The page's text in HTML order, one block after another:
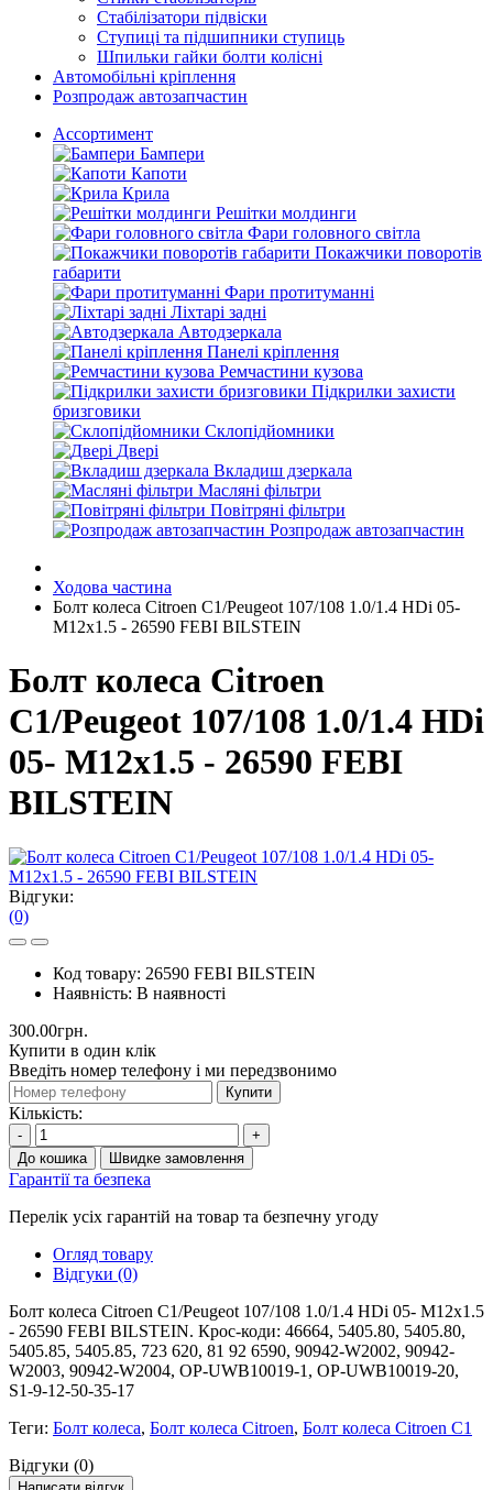
Стабілізатори підвіски
Ступиці та підшипники ступиць
Шпильки гайки болти колісні
Автомобільні кріплення
Розпродаж автозапчастин
Ассортимент
Бампери
Капоти
Крила
Решітки молдинги
Фари головного світла
Покажчики поворотів
габарити
Фари протитуманні
Ліхтарі задні
Автодзеркала
Панелі кріплення
Ремчастини кузова
Підкрилки захисти
бризговики
Склопідйомники
Двері
Вкладиш дзеркала
Масляні фільтри
Повітряні фільтри
Розпродаж автозапчастин
Ходова частина
Болт колеса Citroen C1/Peugeot 107/108 1.0/1.4 HDi 05-
M12x1.5 - 26590 FEBI BILSTEIN
Болт колеса Citroen
C1/Peugeot 107/108 1.0/1.4 HDi
05- M12x1.5 - 26590 FEBI
BILSTEIN
Відгуки:
(0)
Код товару: 26590 FEBI BILSTEIN
Наявність: В наявності
300.00грн.
Купити в один клік
Введіть номер телефону і ми передзвонимо
Купити
Кількість:
-
+
До кошика
Швидке замовлення
Гарантії та безпека
Перелік усіх гарантій на товар та безпечну угоду
Огляд товару
Відгуки (0)
Болт колеса Citroen C1/Peugeot 107/108 1.0/1.4 HDi 05- M12x1.5
- 26590 FEBI BILSTEIN. Крос-коди: 46664, 5405.80, 5405.80,
5405.85, 5405.85, 723 620, 81 92 6590, 90942-W2002, 90942-
W2003, 90942-W2004, OP-UWB10019-1, OP-UWB10019-20,
S1-9-12-50-35-17
Теги: Болт колеса, Болт колеса Citroen, Болт колеса Citroen C1
Відгуки (0)